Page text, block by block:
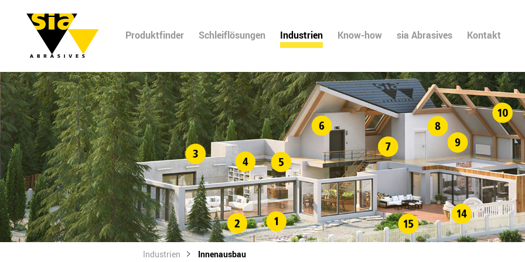
Produktfinder Schleiflösungen Industrien Know-how sia Abrasives Kontakt
Industrien Innenausbau